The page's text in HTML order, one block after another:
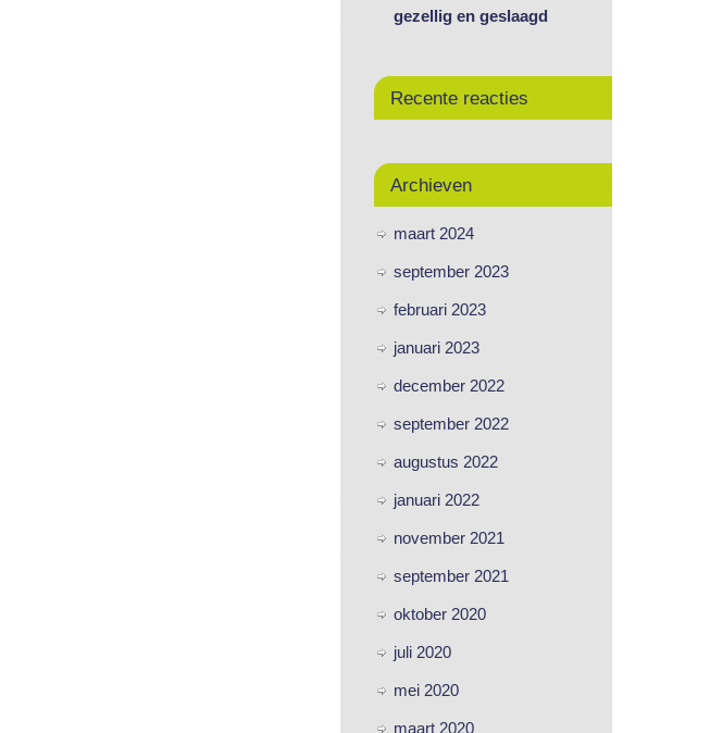
gezellig en geslaagd
Recente reacties
Archieven
maart 2024
september 2023
februari 2023
januari 2023
december 2022
september 2022
augustus 2022
januari 2022
november 2021
september 2021
oktober 2020
juli 2020
mei 2020
maart 2020